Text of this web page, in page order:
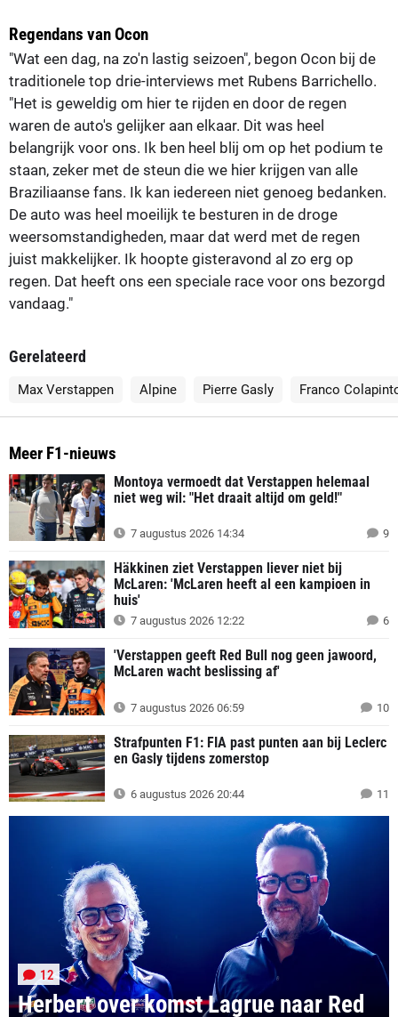
Regendans van Ocon
"Wat een dag, na zo'n lastig seizoen", begon Ocon bij de
traditionele top drie-interviews met Rubens Barrichello.
"Het is geweldig om hier te rijden en door de regen
waren de auto's gelijker aan elkaar. Dit was heel
belangrijk voor ons. Ik ben heel blij om op het podium te
staan, zeker met de steun die we hier krijgen van alle
Braziliaanse fans. Ik kan iedereen niet genoeg bedanken.
De auto was heel moeilijk te besturen in de droge
weersomstandigheden, maar dat werd met de regen
juist makkelijker. Ik hoopte gisteravond al zo erg op
regen. Dat heeft ons een speciale race voor ons bezorgd
vandaag."
Gerelateerd
Max Verstappen Alpine Pierre Gasly Franco
Meer F1-nieuws
Montoya vermoedt dat Verstappen helemaal
niet weg wil: "Het draait altijd om geld!"
7 augustus 2026 14:34 9
Häkkinen ziet Verstappen liever niet bij
McLaren: 'McLaren heeft al een kampioen in
huis'
7 augustus 2026 12:22 6
'Verstappen geeft Red Bull nog geen jawoord,
McLaren wacht beslissing af'
7 augustus 2026 06:59 10
Strafpunten F1: FIA past punten aan bij Leclerc
en Gasly tijdens zomerstop
6 augustus 2026 20:44 11
Herbert over komst Lagrue naar Red
12